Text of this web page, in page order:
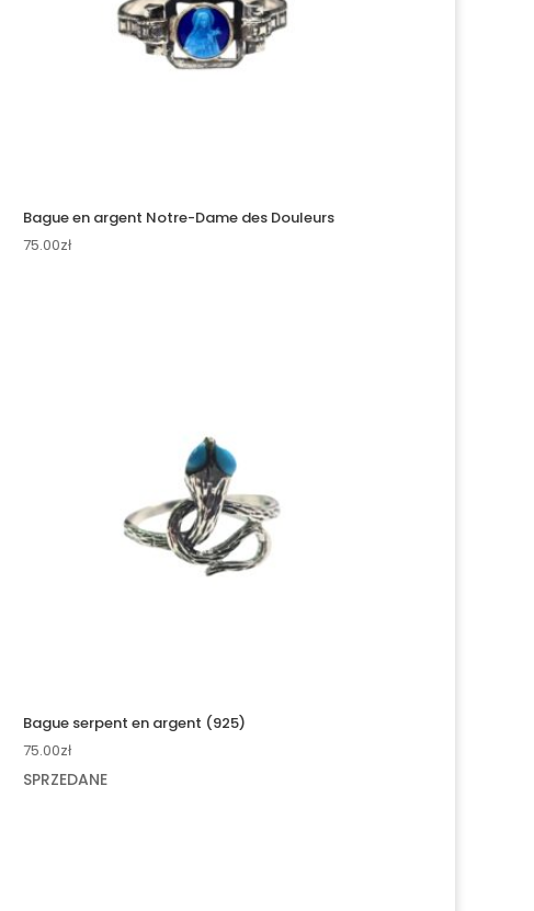
Bague en argent Notre-Dame des Douleurs
75.00zł
Bague serpent en argent (925)
75.00zł
SPRZEDANE